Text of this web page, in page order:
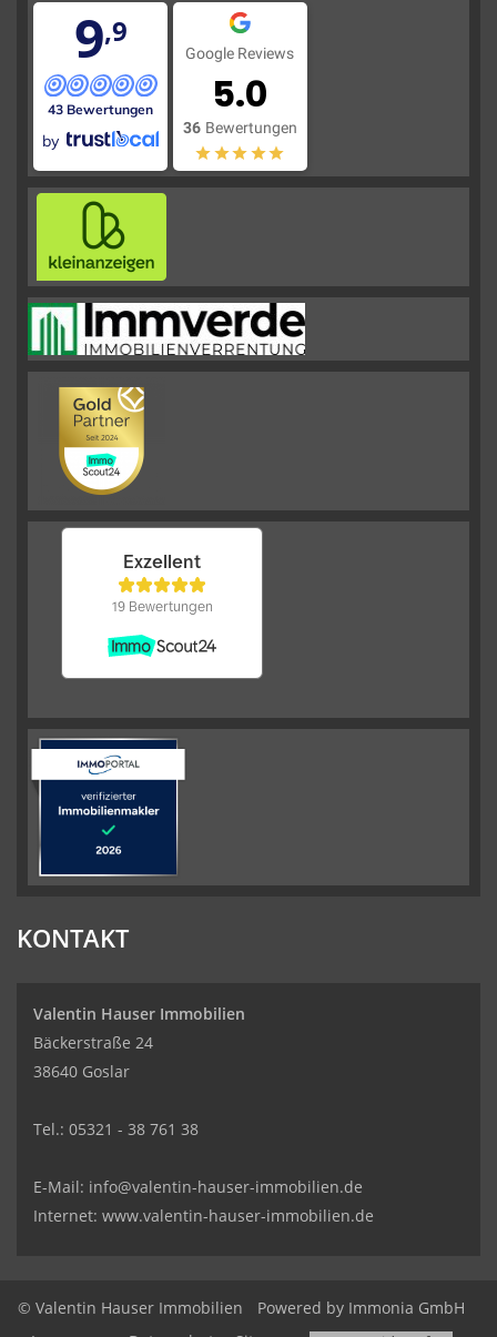
9,9
43 Bewertungen
by
Google Reviews
5.0
36 Bewertungen
KONTAKT
Valentin Hauser Immobilien
Bäckerstraße 24
38640 Goslar
Tel.: 05321 - 38 761 38
E-Mail: info@valentin-hauser-immobilien.de
Internet: www.valentin-hauser-immobilien.de
© Valentin Hauser Immobilien
Powered by Immonia GmbH